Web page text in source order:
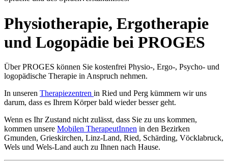
Physiotherapie, Ergotherapie
und Logopädie bei PROGES
Über PROGES können Sie kostenfrei Physio-, Ergo-, Psycho- und
logopädische Therapie in Anspruch nehmen.
In unseren Therapiezentren in Ried und Perg kümmern wir uns
darum, dass es Ihrem Körper bald wieder besser geht.
Wenn es Ihr Zustand nicht zulässt, dass Sie zu uns kommen,
kommen unsere Mobilen TherapeutInnen in den Bezirken
Gmunden, Grieskirchen, Linz-Land, Ried, Schärding, Vöcklabruck,
Wels und Wels-Land auch zu Ihnen nach Hause.